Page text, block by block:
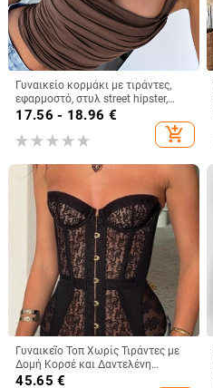
Γυναικείο κορμάκι με τιράντες,
εφαρμοστό, στυλ street hipster,
κοντό μήκος, πολυεστέρας με
17.56 - 18.96 €
add_shopping_cart
Γυναικεῖο Τοπ Χωρίς Τιράντες με
Δομή Κορσέ και Δαντελένη
Επένδυση, Στενή Γραμμή,
45.65 €